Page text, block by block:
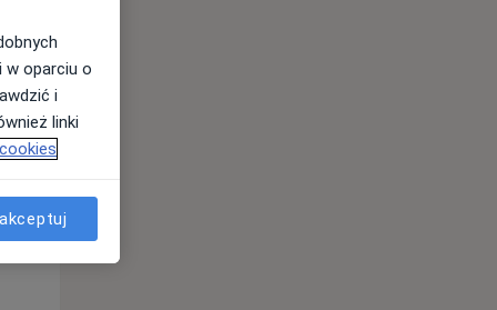
Śr,
w oparciu o
i
linki